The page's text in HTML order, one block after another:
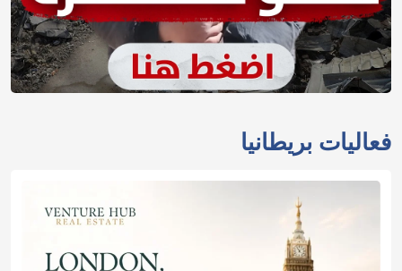
فعاليات بريطانيا